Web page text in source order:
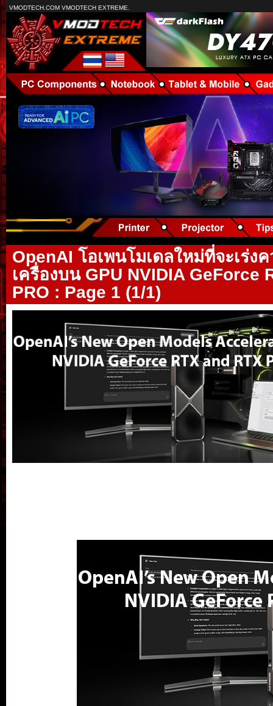
VMODTECH.COM VMODTECH EXTREME.
OpenAI โอเพนโมเดลใหม่ที่จะเร่ง
เครื่องบน GPU NVIDIA GeForce
PRO : Page 1 (1/1)